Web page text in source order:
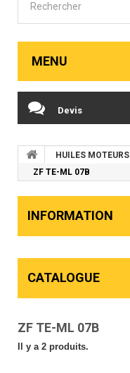
MENU
Devis
HUILES MOTEURS
ZF TE-ML 07B
INFORMATION
CATALOGUE
ZF TE-ML 07B
Il y a 2 produits.